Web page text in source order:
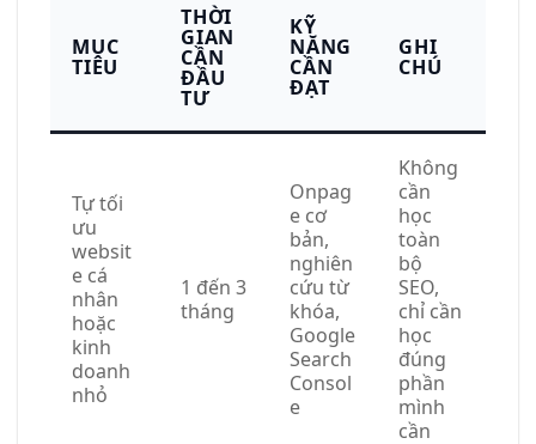
MỤC
TIÊU
THỜI
GIAN
CẦN
ĐẦU
TƯ
KỸ
NĂNG
CẦN
ĐẠT
GHI
CHÚ
Tự tối
ưu
websit
e cá
nhân
hoặc
kinh
doanh
nhỏ
1 đến 3
tháng
Onpag
e cơ
bản,
nghiên
cứu từ
khóa,
Google
Search
Consol
e
Không
cần
học
toàn
bộ
SEO,
chỉ cần
học
đúng
phần
mình
cần